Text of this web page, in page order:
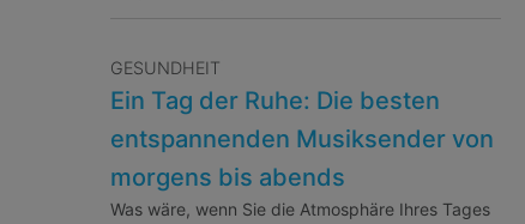
GESUNDHEIT
Ein Tag der Ruhe: Die besten
entspannenden Musiksender von
morgens bis abends
Was wäre, wenn Sie die Atmosphäre Ihres Tages